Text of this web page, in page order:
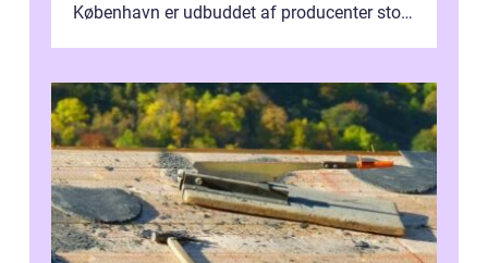
København er udbuddet af producenter stort,